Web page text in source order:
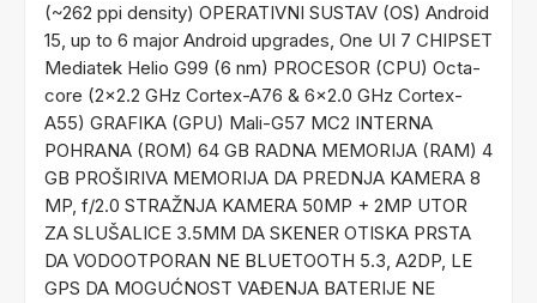
(~262 ppi density) OPERATIVNI SUSTAV (OS) Android
15, up to 6 major Android upgrades, One UI 7 CHIPSET
Mediatek Helio G99 (6 nm) PROCESOR (CPU) Octa-
core (2x2.2 GHz Cortex-A76 & 6x2.0 GHz Cortex-
A55) GRAFIKA (GPU) Mali-G57 MC2 INTERNA
POHRANA (ROM) 64 GB RADNA MEMORIJA (RAM) 4
GB PROŠIRIVA MEMORIJA DA PREDNJA KAMERA 8
MP, f/2.0 STRAŽNJA KAMERA 50MP + 2MP UTOR
ZA SLUŠALICE 3.5MM DA SKENER OTISKA PRSTA
DA VODOOTPORAN NE BLUETOOTH 5.3, A2DP, LE
GPS DA MOGUĆNOST VAĐENJA BATERIJE NE